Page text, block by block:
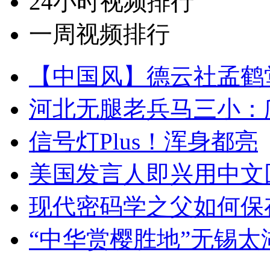
一周视频排行
【中国风】德云社孟
河北无腿老兵马三小
信号灯Plus！浑身都亮
美国发言人即兴用中
现代密码学之父如何
“中华赏樱胜地”无锡